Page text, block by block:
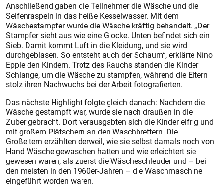
Anschließend gaben die Teilnehmer die Wäsche und die
Seifenraspeln in das heiße Kesselwasser. Mit dem
Wäschestampfer wurde die Wäsche kräftig behandelt. „Der
Stampfer sieht aus wie eine Glocke. Unten befindet sich ein
Sieb. Damit kommt Luft in die Kleidung, und sie wird
durchgeblasen. So entsteht auch der Schaum“, erklärte Nino
Epple den Kindern. Trotz des Rauchs standen die Kinder
Schlange, um die Wäsche zu stampfen, während die Eltern
stolz ihren Nachwuchs bei der Arbeit fotografierten.
Das nächste Highlight folgte gleich danach: Nachdem die
Wäsche gestampft war, wurde sie nach draußen in die
Zuber gebracht. Dort verausgabten sich die Kinder eifrig und
mit großem Plätschern an den Waschbrettern. Die
Großeltern erzählten derweil, wie sie selbst damals noch von
Hand Wäsche gewaschen hatten und wie erleichtert sie
gewesen waren, als zuerst die Wäscheschleuder und – bei
den meisten in den 1960er-Jahren – die Waschmaschine
eingeführt worden waren.